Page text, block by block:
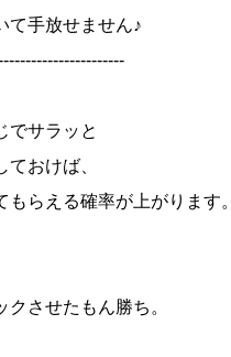
て手放せません♪
でサラッと
ておけば、
もらえる確率が上がります。
クさせたもん勝ち。